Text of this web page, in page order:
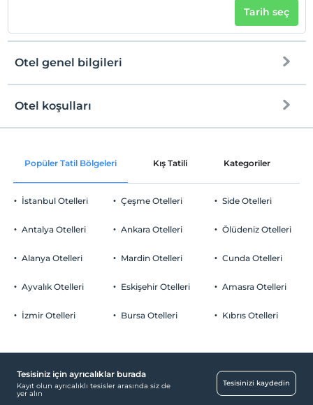
Tarih seç
Otel genel bilgileri
Ortak alanlar ve tüm odalar
Otopark
Ücretli Özel Otopark
Spa ve Sağlık Olanakları
Otel koşulları
Check/in
Check/out
En geç saat 12:00 ve öncesi
Evcil Hayvan
2 yaşına kadar olan bebekler ücretsizdir.
Popüler Tatil Bölgeleri Kış Tatili Kategoriler
İstanbul Otelleri
Antalya Otelleri
Alanya Otelleri
Ayvalık Otelleri
İzmir Otelleri
Çeşme Otelleri
Ankara Otelleri
Mardin Otelleri
Eskişehir Otelleri
Bursa Otelleri
Side Otelleri
Ölüdeniz Otelleri
Cunda Otelleri
Amasra Otelleri
Kıbrıs Otelleri
Tesisiniz için ayrıcalıklar burada
Kayıt olun ayrıcalıklı tesisler arasında siz de
yer alın
Tesisinizi kaydedin